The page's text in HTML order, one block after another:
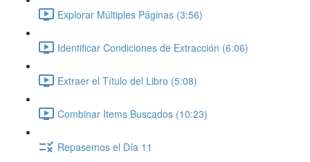
Explorar Múltiples Páginas (3:56)
Identificar Condiciones de Extracción (6:06)
Extraer el Título del Libro (5:08)
Combinar Items Buscados (10:23)
Repasemos el Día 11